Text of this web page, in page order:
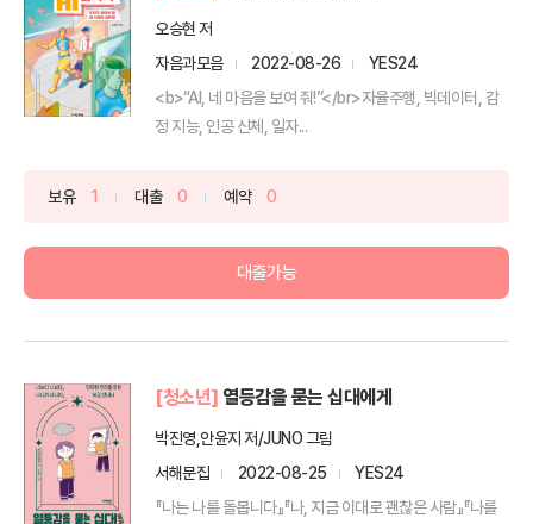
오승현 저
자음과모음
2022-08-26
YES24
<b>“AI, 네 마음을 보여 줘!”</br>자율주행, 빅데이터, 감
정 지능, 인공 신체, 일자...
보유 1 대출 0 예약 0
대출가능
[청소년] 열등감을 묻는 십대에게
박진영,안윤지 저/JUNO 그림
서해문집
2022-08-25
YES24
『나는 나를 돌봅니다』『나, 지금 이대로 괜찮은 사람』『나를